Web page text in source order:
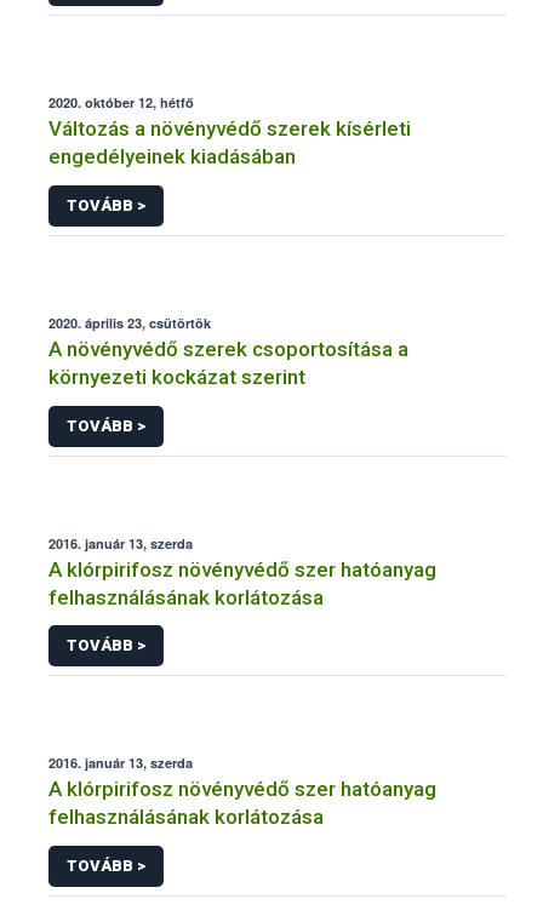
2020. október 12, hétfő
Változás a növényvédő szerek kísérleti
engedélyeinek kiadásában
TOVÁBB >
2020. április 23, csütörtök
A növényvédő szerek csoportosítása a
környezeti kockázat szerint
TOVÁBB >
2016. január 13, szerda
A klórpirifosz növényvédő szer hatóanyag
felhasználásának korlátozása
TOVÁBB >
2016. január 13, szerda
A klórpirifosz növényvédő szer hatóanyag
felhasználásának korlátozása
TOVÁBB >